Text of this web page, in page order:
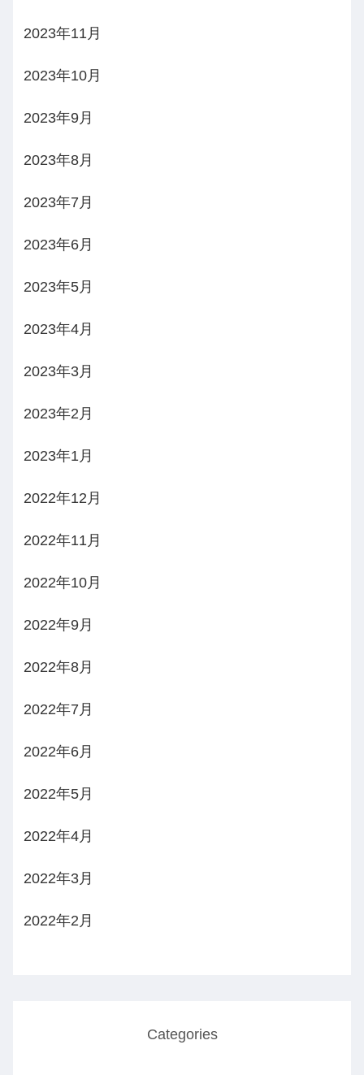
2023年11月
2023年10月
2023年9月
2023年8月
2023年7月
2023年6月
2023年5月
2023年4月
2023年3月
2023年2月
2023年1月
2022年12月
2022年11月
2022年10月
2022年9月
2022年8月
2022年7月
2022年6月
2022年5月
2022年4月
2022年3月
2022年2月
Categories